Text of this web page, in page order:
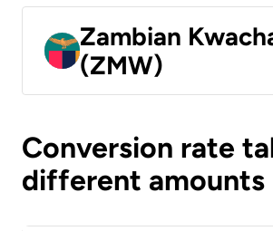
Zambian
(ZMW)
Conversion rate
different amounts